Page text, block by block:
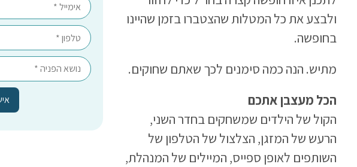
ולבצע את כל המטלות שהצטברו בזמן שהיינו
בחופשה.
מתיש. הנה כמה סימנים לכך שאתם שחוקים.
הכל מעצבן אתכם
הקול של הילדים שמשחקים בחדר השני,
הרעש של המזגן, הצלצול של הטלפון של
השותפים לאופן ספייס, המיילים של המנהלת,